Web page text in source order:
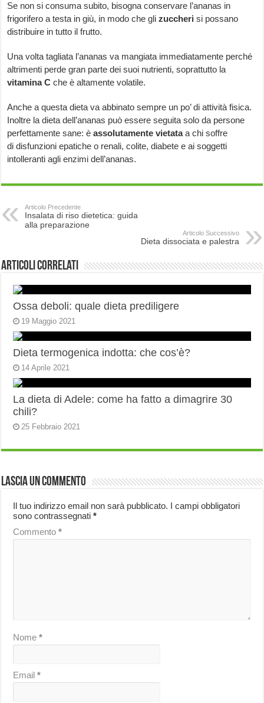
Se non si consuma subito, bisogna conservare l’ananas in
frigorifero a testa in giù, in modo che glizuccheri si possano
distribuire in tutto il frutto.
Una volta tagliata l’ananas va mangiata immediatamente perché
altrimenti perde gran parte dei suoi nutrienti, soprattutto la
vitamina C che è altamente volatile.
Anche a questa dieta va abbinato sempre un po’ di attività fisica.
Inoltre la dieta dell’ananas può essere seguita solo da persone
perfettamente sane: èassolutamente vietataa chi soffre
di disfunzioni epatiche o renali, colite, diabete e ai soggetti
intolleranti agli enzimi dell’ananas.
Articolo Precedente
Insalata di riso dietetica: guida
alla preparazione
Articolo Successivo
Dieta dissociata e palestra
Articoli correlati
Ossa deboli: quale dieta prediligere
19 Maggio 2021
Dieta termogenica indotta: che cos’è?
14 Aprile 2021
La dieta di Adele: come ha fatto a dimagrire 30
chili?
25 Febbraio 2021
Lascia un commento
Il tuo indirizzo email non sarà pubblicato. I campi obbligatori
sono contrassegnati*
Commento*
Nome*
Email*